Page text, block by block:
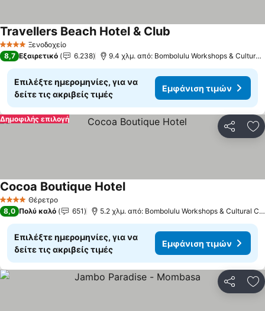
4 ΑστέριαΞενοδοχείο
Travellers Beach Hotel & Club
8,7 Εξαιρετικό 6.238 9.4 χλμ. από: Bombolulu Workshops & Cultural Centre
Επιλέξτε ημερομηνίες, για να
δείτε τις ακριβείς τιμές
Εμφάνιση τιμών
Δημοφιλής επιλογή
4 ΑστέριαΘέρετρο
Cocoa Boutique Hotel
8,0 Πολύ καλό 651 5.2 χλμ. από: Bombolulu Workshops & Cultural Centre
Επιλέξτε ημερομηνίες, για να
δείτε τις ακριβείς τιμές
Εμφάνιση τιμών